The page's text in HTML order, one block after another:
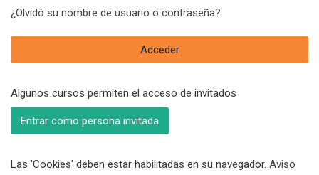
¿Olvidó su nombre de usuario o contraseña?
Acceder
Algunos cursos permiten el acceso de invitados
Entrar como persona invitada
Las 'Cookies' deben estar habilitadas en su navegador. Aviso